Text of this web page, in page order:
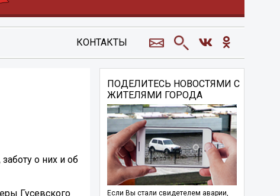
КОНТАКТЫ
о них и об
Гусевского
ПОДЕЛИТЕСЬ НОВОСТЯМИ С
ЖИТЕЛЯМИ ГОРОДА
Если Вы стали свидетелем аварии,